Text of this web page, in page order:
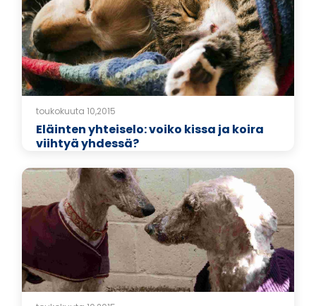
toukokuuta 10,2015
Eläinten yhteiselo: voiko kissa ja koira
viihtyä yhdessä?